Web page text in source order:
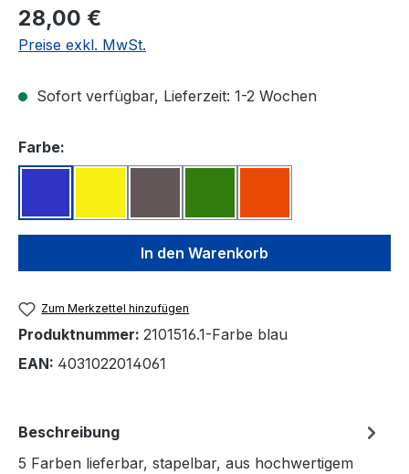
Regulärer Preis:
28,00 €
Preise exkl. MwSt.
Sofort verfügbar, Lieferzeit: 1-2 Wochen
Farbe:
In den Warenkorb
Zum Merkzettel hinzufügen
Produktnummer: 2101516.1-Farbe blau
EAN: 4031022014061
Beschreibung
5 Farben lieferbar, stapelbar, aus hochwertigem